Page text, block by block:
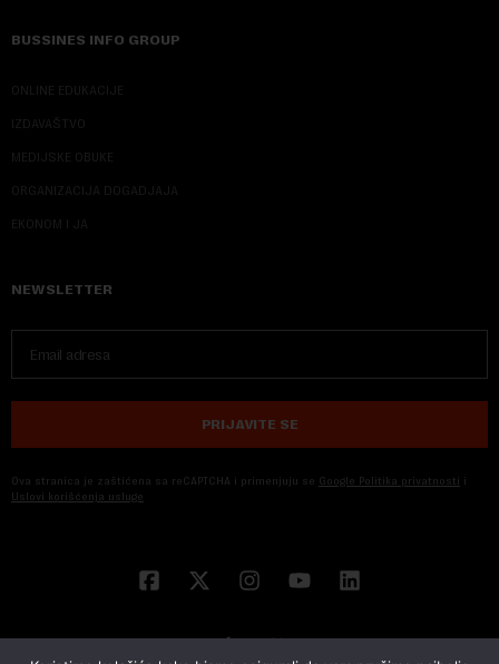
BUSSINES INFO GROUP
ONLINE EDUKACIJE
IZDAVAŠTVO
MEDIJSKE OBUKE
ORGANIZACIJA DOGADJAJA
EKONOM I JA
NEWSLETTER
PRIJAVITE SE
Ova stranica je zaštićena sa reCAPTCHA i primenjuju se Google Politika privatnosti i
Uslovi korišćenja usluge